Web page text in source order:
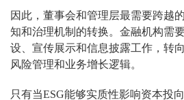
因此，董事会和管理层最需要跨越
知和治理机制的转换。金融机构需
设、宣传展示和信息披露工作，转
风险管理和业务增长逻辑。
只有当ESG能够实质性影响资本投